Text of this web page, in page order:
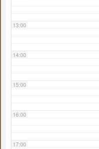
13:00
14:00
15:00
16:00
17:00